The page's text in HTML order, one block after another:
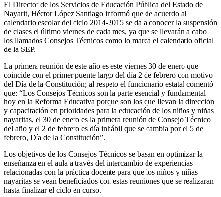
El Director de los Servicios de Educación Pública del Estado de
Nayarit, Héctor López Santiago informó que de acuerdo al
calendario escolar del ciclo 2014-2015 se da a conocer la suspensión
de clases el último viernes de cada mes, ya que se llevarán a cabo
los llamados Consejos Técnicos como lo marca el calendario oficial
de la SEP.
La primera reunión de este año es este viernes 30 de enero que
coincide con el primer puente largo del día 2 de febrero con motivo
del Día de la Constitución; al respeto el funcionario estatal comentó
que: “Los Consejos Técnicos son la parte esencial y fundamental
hoy en la Reforma Educativa porque son los que llevan la dirección
y capacitación en prioridades para la educación de los niños y niñas
nayaritas, el 30 de enero es la primera reunión de Consejo Técnico
del año y el 2 de febrero es día inhábil que se cambia por el 5 de
febrero, Día de la Constitución”.
Los objetivos de los Consejos Técnicos se basan en optimizar la
enseñanza en el aula a través del intercambio de experiencias
relacionadas con la práctica docente para que los niños y niñas
nayaritas se vean beneficiados con estas reuniones que se realizaran
hasta finalizar el ciclo en curso.